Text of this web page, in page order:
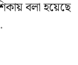
বলা হয়েছে